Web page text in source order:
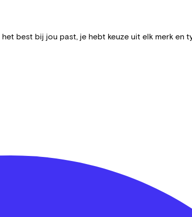
best bij jou past, je hebt keuze uit elk merk en